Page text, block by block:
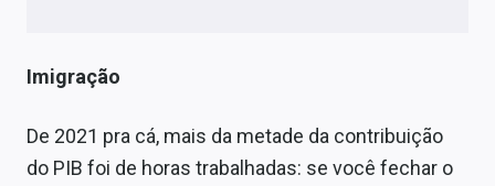
Imigração
De 2021 pra cá, mais da metade da contribuição
do PIB foi de horas trabalhadas: se você fechar o